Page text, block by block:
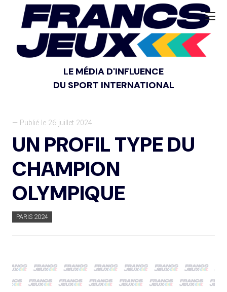
LE MÉDIA D'INFLUENCE
DU SPORT INTERNATIONAL
— Publié le 26 juillet 2024
UN PROFIL TYPE DU
CHAMPION
OLYMPIQUE
PARIS 2024